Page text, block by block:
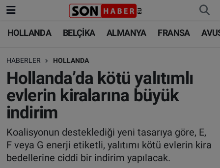
HOLLANDA BELÇİKA ALMANYA FRANSA
HABERLER HOLLANDA
Hollanda’da kötü yalıtımlı
evlerin kiralarına büyük
indirim
Koalisyonun desteklediği yeni tasarıya göre, E,
F veya G enerji etiketli, yalıtımı kötü evlerin kira
bedellerine ciddi bir indirim yapılacak.
HOLLANDA
BELÇİKA
ALMANYA
FRANSA
AVUSTURYA
SAĞLIK - YAŞAM
HOLLANDA
BELÇİKA
ALMANYA
TÜRKİYE
DÜNYA
BİLİM-TEKNOLOJİ
Nöbetçi Eczaneler
Hava Durumu
Trafik Durumu
Süper Lig Puan Durumu ve Fikstür
Tüm Manşetler
Son Dakika Haberleri